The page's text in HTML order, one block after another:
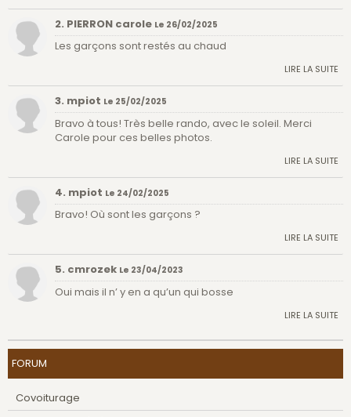
2. PIERRON carole Le 26/02/2025
Les garçons sont restés au chaud
LIRE LA SUITE
3. mpiot Le 25/02/2025
Bravo à tous! Très belle rando, avec le soleil. Merci
Carole pour ces belles photos.
LIRE LA SUITE
4. mpiot Le 24/02/2025
Bravo! Où sont les garçons ?
LIRE LA SUITE
5. cmrozek Le 23/04/2023
Oui mais il n’ y en a qu’un qui bosse
LIRE LA SUITE
FORUM
Covoiturage